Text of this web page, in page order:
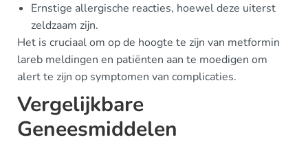
Ernstige allergische reacties, hoewel deze uiterst
zeldzaam zijn.
Het is cruciaal om op de hoogte te zijn van metformin
lareb meldingen en patiënten aan te moedigen om
alert te zijn op symptomen van complicaties.
Vergelijkbare
Geneesmiddelen